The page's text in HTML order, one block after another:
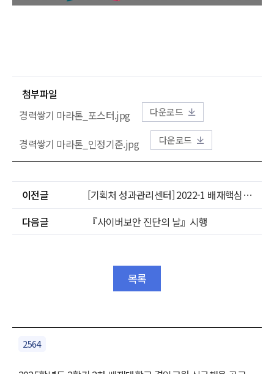
첨부파일
경력쌓기 마라톤_포스터.jpg
다운로드
경력쌓기 마라톤_인정기준.jpg 다운로드
이전글
[기획처 성과관리센터] 2022-1 배재핵심역량진단(P-CASO) 참여 안내
다음글
『사이버보안 진단의 날』시행
목록
2564